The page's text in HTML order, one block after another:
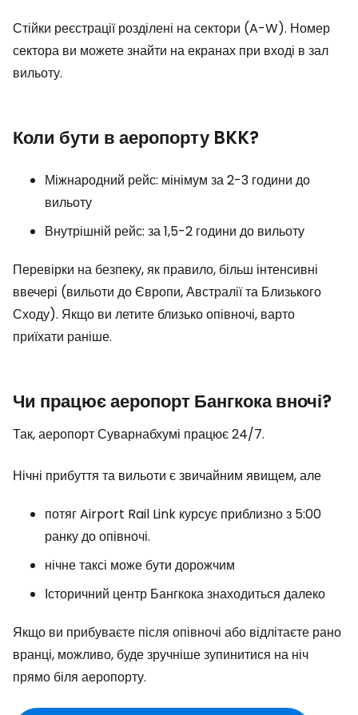
Стійки реєстрації розділені на сектори (A-W). Номер
сектора ви можете знайти на екранах при вході в зал
вильоту.
Коли бути в аеропорту BKK?
Міжнародний рейс: мінімум за 2-3 години до
вильоту
Внутрішній рейс: за 1,5-2 години до вильоту
Перевірки на безпеку, як правило, більш інтенсивні
ввечері (вильоти до Європи, Австралії та Близького
Сходу). Якщо ви летите близько опівночі, варто
приїхати раніше.
Чи працює аеропорт Бангкока вночі?
Так, аеропорт Суварнабхумі працює 24/7.
Нічні прибуття та вильоти є звичайним явищем, але
потяг Airport Rail Link курсує приблизно з 5:00
ранку до опівночі.
нічне таксі може бути дорожчим
Історичний центр Бангкока знаходиться далеко
Якщо ви прибуваєте після опівночі або відлітаєте рано
вранці, можливо, буде зручніше зупинитися на ніч
прямо біля аеропорту.